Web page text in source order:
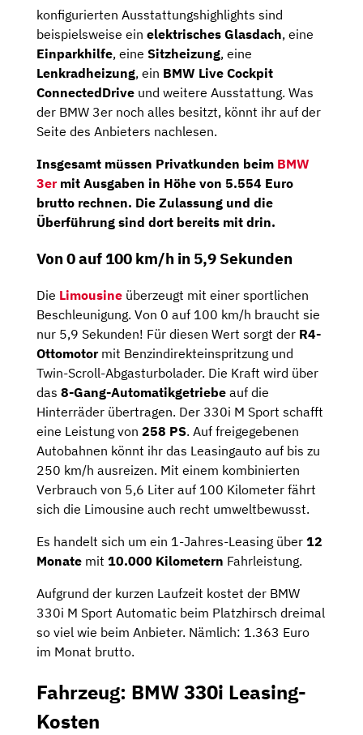
konfigurierten Ausstattungshighlights sind
beispielsweise ein elektrisches Glasdach, eine
Einparkhilfe, eine Sitzheizung, eine
Lenkradheizung, ein BMW Live Cockpit
ConnectedDrive und weitere Ausstattung. Was
der BMW 3er noch alles besitzt, könnt ihr auf der
Seite des Anbieters nachlesen.
Insgesamt müssen Privatkunden beim BMW
3ermit Ausgaben in Höhe von 5.554 Euro
brutto rechnen. Die Zulassung und die
Überführung sind dort bereits mit drin.
Von 0 auf 100 km/h in 5,9 Sekunden
Die Limousine überzeugt mit einer sportlichen
Beschleunigung. Von 0 auf 100 km/h braucht sie
nur 5,9 Sekunden! Für diesen Wert sorgt der R4-
Ottomotormit Benzindirekteinspritzung und
Twin-Scroll-Abgas­turbo­lader. Die Kraft wird über
das 8-Gang-Automatikgetriebe auf die
Hinterräder übertragen. Der 330i M Sport schafft
eine Leistung von 258 PS. Auf freigegebenen
Autobahnen könnt ihr das Leasingauto auf bis zu
250 km/h ausreizen. Mit einem kombinierten
Verbrauch von 5,6 Liter auf 100 Kilometer fährt
sich die Limousine auch recht umweltbewusst.
Es handelt sich um ein 1-Jahres-Leasing über 12
Monate mit 10.000 Kilometern Fahrleistung.
Aufgrund der kurzen Laufzeit kostet der BMW
330i M Sport Automatic beim Platzhirsch dreimal
so viel wie beim Anbieter. Nämlich: 1.363 Euro
im Monat brutto.
Fahrzeug: BMW 330i Leasing-
Kosten